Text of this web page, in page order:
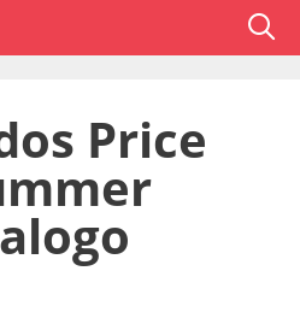
Price